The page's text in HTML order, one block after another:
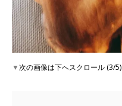
▼次の画像は下へスクロール (3/5)